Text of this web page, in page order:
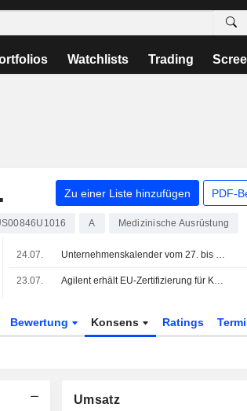
Watchlists Trading
Zu einer Liste hinzufügen PDF-
A Medizinische Ausrüstung
24.07. Unternehmenskalender vom 27. bis 31. Juli 2026
23.07. Agilent erhält EU-Zertifizierung für Keytruda-Begleitdiagnostik bei gynäkologischen Krebsarten
Bewertung Konsens Ratings
Umsatz